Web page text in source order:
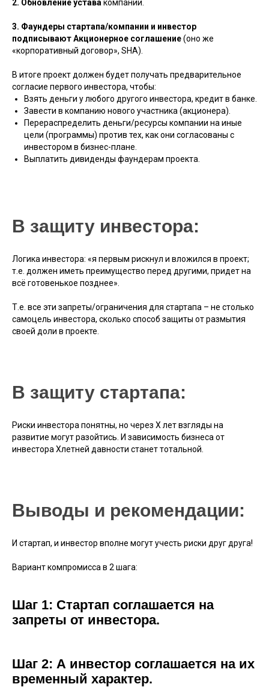
2. Обновление устава компании.
3. Фаундеры стартапа/компании и инвестор
подписывают Акционерное соглашение(оно же
«корпоративный договор», SHA).
В итоге проект должен будет получать предварительное
согласие первого инвестора, чтобы:
Взять деньги у любого другого инвестора, кредит в банке.
Завести в компанию нового участника (акционера).
Перераспределить деньги/ресурсы компании на иные
цели (программы) против тех, как они согласованы с
инвестором в бизнес-плане.
Выплатить дивиденды фаундерам проекта.
В защиту инвестора:
Логика инвестора: «я первым рискнул и вложился в проект;
т.е. должен иметь преимущество перед другими, придет на
всё готовенькое позднее».
Т.е. все эти запреты/ограничения для стартапа – не столько
самоцель инвестора, сколько способ защиты от размытия
своей доли в проекте.
В защиту стартапа:
Риски инвестора понятны, но через Х лет взгляды на
развитие могут разойтись. И зависимость бизнеса от
инвестора Хлетней давности станет тотальной.
Выводы и рекомендации:
И стартап, и инвестор вполне могут учесть риски друг друга!
Вариант компромисса в 2 шага:
Шаг 1: Стартап соглашается на
запреты от инвестора.
Шаг 2: А инвестор соглашается на их
временный характер.